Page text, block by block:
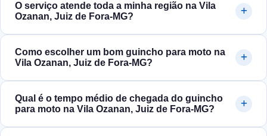
O serviço atende toda a minha região na Vila
Ozanan, Juiz de Fora‑MG?
Como escolher um bom guincho para moto na
Vila Ozanan, Juiz de Fora‑MG?
Qual é o tempo médio de chegada do guincho
para moto na Vila Ozanan, Juiz de Fora‑MG?